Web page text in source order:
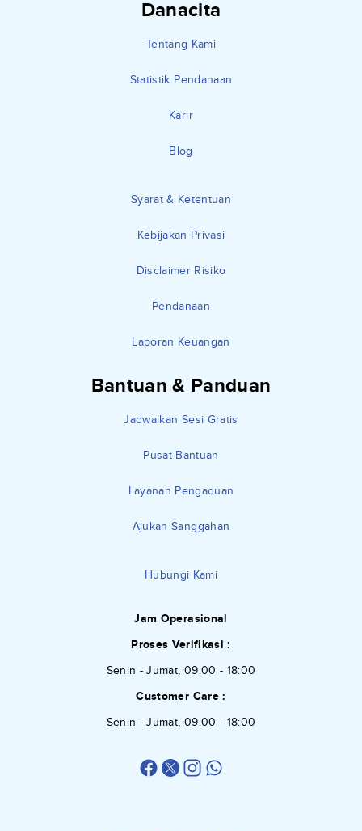
Danacita
Tentang Kami
Statistik Pendanaan
Karir
Blog
Syarat & Ketentuan
Kebijakan Privasi
Disclaimer Risiko
Pendanaan
Laporan Keuangan
Bantuan & Panduan
Jadwalkan Sesi Gratis
Pusat Bantuan
Layanan Pengaduan
Ajukan Sanggahan
Hubungi Kami
Jam Operasional
Proses Verifikasi :
Senin - Jumat, 09:00 - 18:00
Customer Care :
Senin - Jumat, 09:00 - 18:00